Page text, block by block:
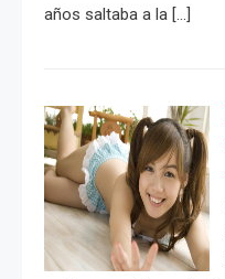
años saltaba a la […]